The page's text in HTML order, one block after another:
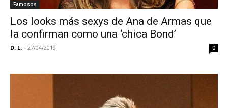
Famosos
Los looks más sexys de Ana de Armas que
la confirman como una ‘chica Bond’
D. L. - 27/04/2019 0